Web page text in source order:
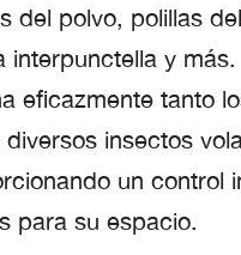
del polvo, polillas
interpunctella y más.
eficazmente tanto
insectos
un control
para su espacio.